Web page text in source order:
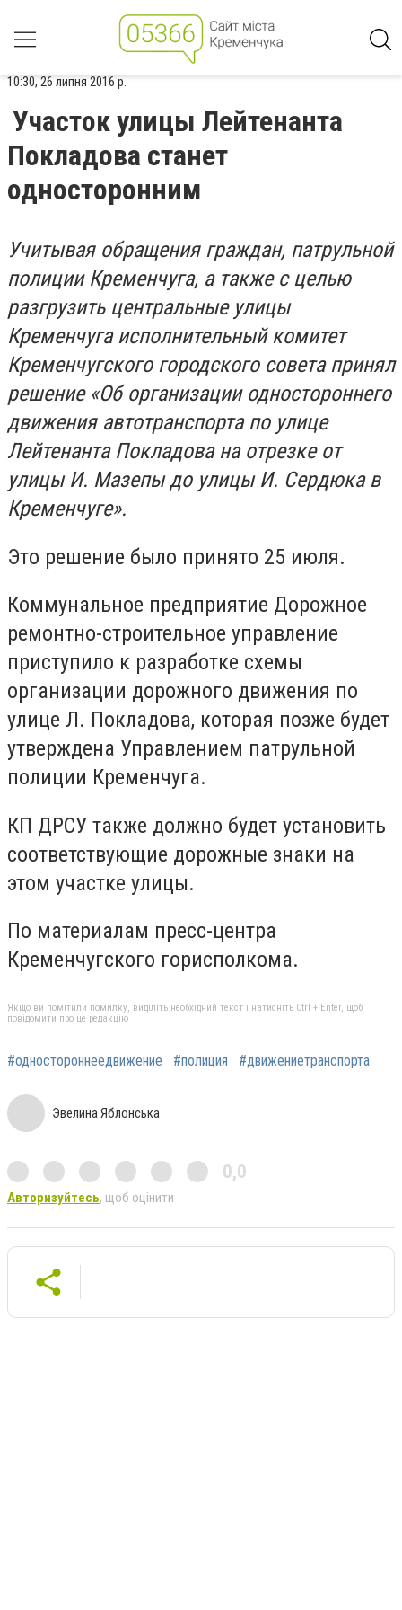
10:30, 26 липня 2016 р.
Участок улицы Лейтенанта
Покладова станет
односторонним
Учитывая обращения граждан, патрульной
полиции Кременчуга, а также с целью
разгрузить центральные улицы
Кременчуга исполнительный комитет
Кременчугского городского совета принял
решение «Об организации одностороннего
движения автотранспорта по улице
Лейтенанта Покладова на отрезке от
улицы И. Мазепы до улицы И. Сердюка в
Кременчуге».
Это решение было принято 25 июля.
Коммунальное предприятие Дорожное
ремонтно-строительное управление
приступило к разработке схемы
организации дорожного движения по
улице Л. Покладова, которая позже будет
утверждена Управлением патрульной
полиции Кременчуга.
КП ДРСУ также должно будет установить
соответствующие дорожные знаки на
этом участке улицы.
По материалам пресс-центра
Кременчугского горисполкома.
Якщо ви помітили помилку, виділіть необхідний текст і натисніть Ctrl + Enter, щоб
повідомити про це редакцію
#одностороннеедвижение #полиция #движениетранспорта
Эвелина Яблонська
0,0
Авторизуйтесь, щоб оцінити